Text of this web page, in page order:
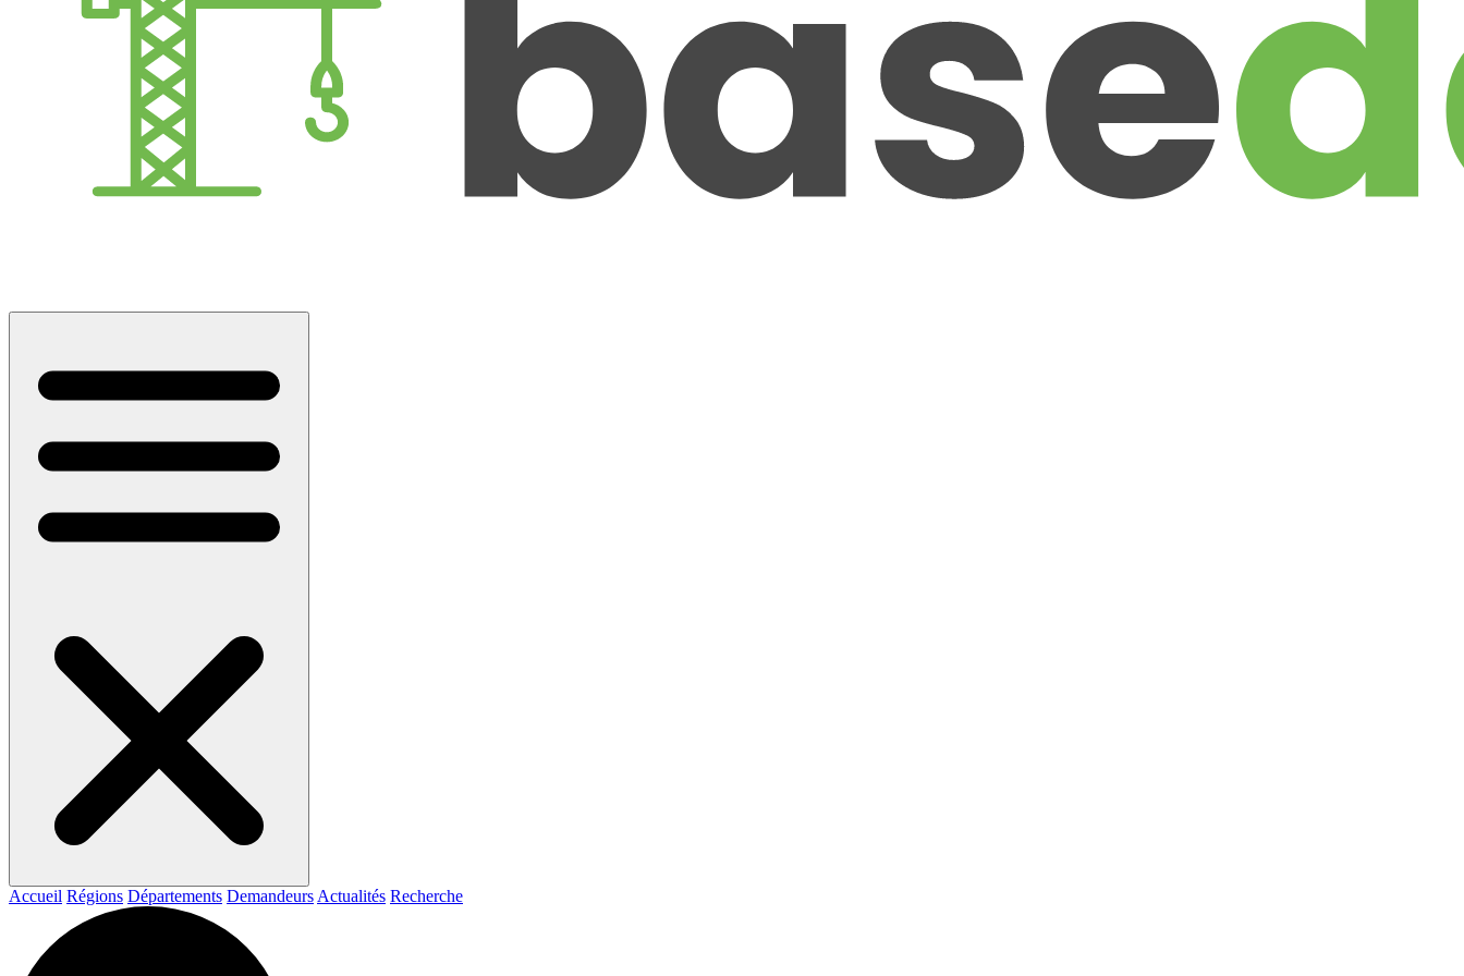
Accueil Régions Départements Demandeurs Actualités Recherche